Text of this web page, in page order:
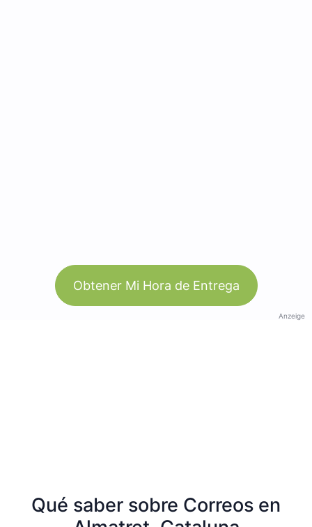
Obtener Mi Hora de Entrega
Anzeige
Qué saber sobre Correos en